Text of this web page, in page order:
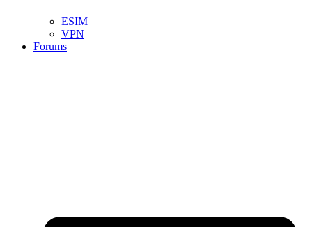
ESIM
VPN
Forums